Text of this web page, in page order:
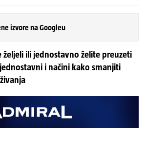
izvore na Googleu
ili jednostavno želite preuzeti
i načini kako smanjiti